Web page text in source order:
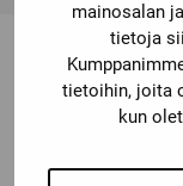
mainosalan
tietoja
tietoihin, joita
kun
Saatat